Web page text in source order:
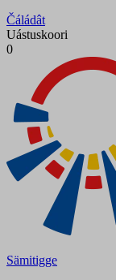
Čáládât
Uástuskoori
0
Sämitigge